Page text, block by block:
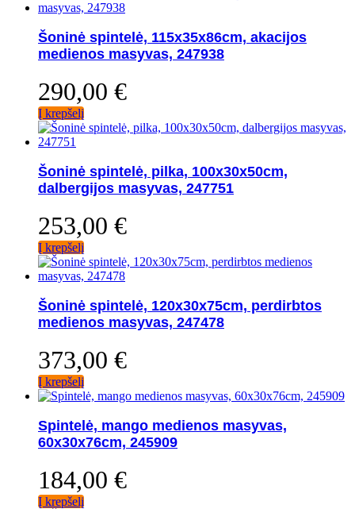
Šoninė spintelė, 115x35x86cm, akacijos
medienos masyvas, 247938
290,00 €
Į krepšelį
Šoninė spintelė, pilka, 100x30x50cm,
dalbergijos masyvas, 247751
253,00 €
Į krepšelį
Šoninė spintelė, 120x30x75cm, perdirbtos
medienos masyvas, 247478
373,00 €
Į krepšelį
Spintelė, mango medienos masyvas,
60x30x76cm, 245909
184,00 €
Į krepšelį